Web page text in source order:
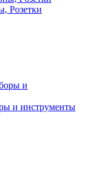
Розетки
и инструменты